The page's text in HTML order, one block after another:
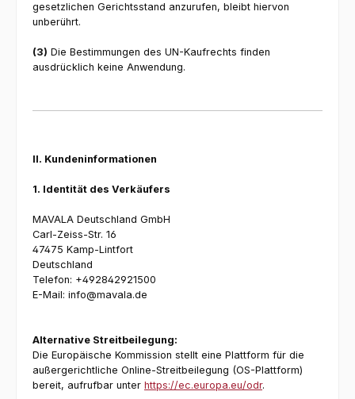
gesetzlichen Gerichtsstand anzurufen, bleibt hiervon
unberührt.
(3) Die Bestimmungen des UN-Kaufrechts finden
ausdrücklich keine Anwendung.
II. Kundeninformationen
1. Identität des Verkäufers
MAVALA Deutschland GmbH
Carl-Zeiss-Str. 16
47475 Kamp-Lintfort
Deutschland
Telefon: +492842921500
E-Mail: info@mavala.de
Alternative Streitbeilegung:
Die Europäische Kommission stellt eine Plattform für die
außergerichtliche Online-Streitbeilegung (OS-Plattform)
bereit, aufrufbar unter https://ec.europa.eu/odr.